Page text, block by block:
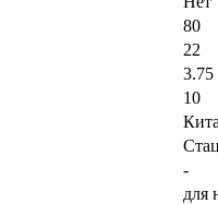
80
22
3.75
10
-
для